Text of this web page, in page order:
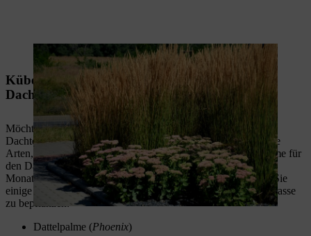
Reitgras ist winterhart und robust.
Kübelpflanzen, Palmen und Bäume für die
Dachterrasse
Möchten Sie mit Palmen oder Bäumen für kleine Gärten
Dachterrasse bepflanzen, eignen sich dafür eher kleinwüchsige
Arten, die für die Kübelhaltung geeignet sind. Exotische Bäume für
den Dachgarten verbreiten herrliche Düfte, müssen die kalten
Monate allerdings im Winterquartier überdauern. Hier finden Sie
einige geeignete Bäume und Kübelpflanzen, um Ihre Dachterrasse
zu bepflanzen:
Dattelpalme (Phoenix)